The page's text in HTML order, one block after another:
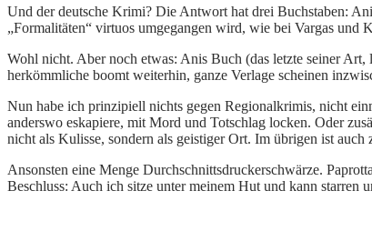
Und der deutsche Krimi? Die Antwort hat drei Buchstaben:
„Formalitäten“ virtuos umgegangen wird, wie bei Vargas und
Wohl nicht. Aber noch etwas: Anis Buch (das letzte seiner
herkömmliche boomt weiterhin, ganze Verlage scheinen
Nun habe ich prinzipiell nichts gegen Regionalkrimis, nicht
anderswo eskapiere, mit Mord und Totschlag locken. Oder
nicht als Kulisse, sondern als geistiger Ort. Im übrigen ist
Ansonsten eine Menge Durchschnittsdruckerschwärze.
Beschluss: Auch ich sitze unter meinem Hut und kann